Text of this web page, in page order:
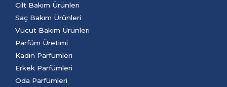
Cilt Bakım Ürünleri
Saç Bakım Ürünleri
Vücut Bakım Ürünleri
Parfüm Üretimi
Kadın Parfümleri
Erkek Parfümleri
Oda Parfümleri